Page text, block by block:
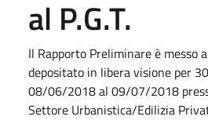
al P.G.T.
Il Rapporto Preliminare è messo
depositato in libera visione per
08/06/2018 al 09/07/2018
Settore Urbanistica/Edilizia